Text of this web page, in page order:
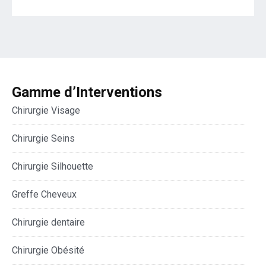
Gamme d’Interventions
Chirurgie Visage
Chirurgie Seins
Chirurgie Silhouette
Greffe Cheveux
Chirurgie dentaire
Chirurgie Obésité